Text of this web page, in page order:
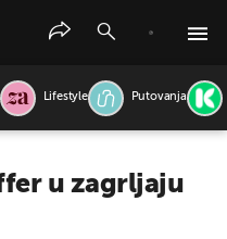
Lifestyle Putovanja
u zagrljaju